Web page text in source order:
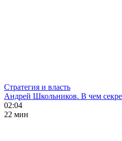
Стратегия и власть
Андрей Школьников. В чем
02:04
22 мин